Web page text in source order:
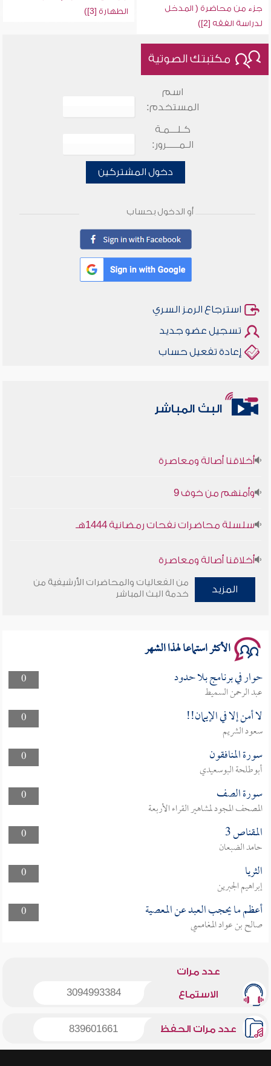
جزء من محاضرة ( المدخل
لدراسة الفقه [2])
الطهارة [3])
مكتبتك الصوتية
اسم
المستخدم:
كـلـــمـة
الـمـــــرور:
دخول المشتركين
أو الدخول بحساب
استرجاع الرمز السري
تسجيل عضو جديد
إعادة تفعيل حساب
البث المباشر
أخلاقنا أصالة ومعاصرة
وأمنهم من خوف 9
سلسلة محاضرات نفحات رمضانية 1444هـ
أخلاقنا أصالة ومعاصرة
وأمنهم من خوف 9
المزيد
من الفعاليات والمحاضرات الأرشيفية من
خدمة البث المباشر
الأكثر استماعا لهذا الشهر
0 حوار في برنامج بلا حدود
عبد الرحمن السميط
0
لا أمن إلا في الإيمان!!
سعود الشريم
0
سورة المنافقون
أبوطلحة البوسعيدي
0
سورة الصف
المصحف المجود لمشاهير القراء الأربعة
0
المقناص 3
حامد الضبعان
0
الثريا
إبراهيم الجبرين
0
أعظم ما يحجب العبد عن المعصية
صالح بن عواد المغامسي
عدد مرات
الاستماع 3094993384
عدد مرات الحفظ 839601661